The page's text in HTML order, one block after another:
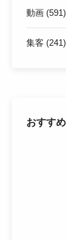
動画 (591)
集客 (241)
おすす